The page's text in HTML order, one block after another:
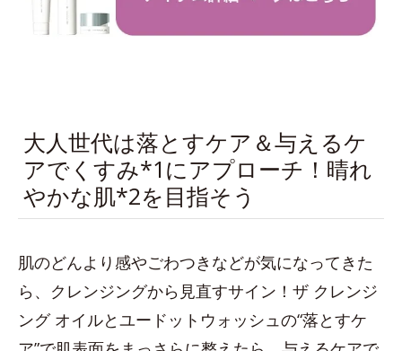
大人世代は落とすケア＆与えるケ
アでくすみ*1にアプローチ！晴れ
やかな肌*2を目指そう
肌のどんより感やごわつきなどが気になってきた
ら、クレンジングから見直すサイン！ザ クレンジ
ング オイルとユードットウォッシュの“落とすケ